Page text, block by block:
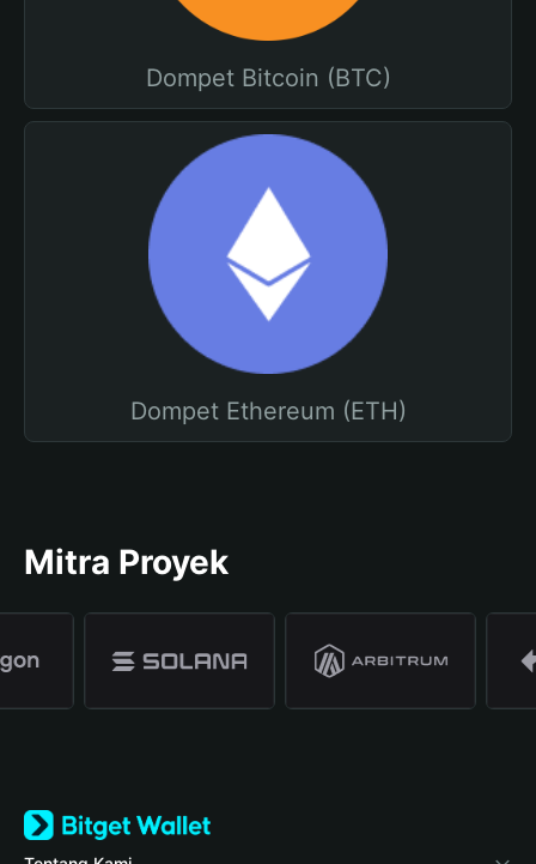
Dompet Bitcoin (BTC)
Dompet Ethereum (ETH)
Mitra Proyek